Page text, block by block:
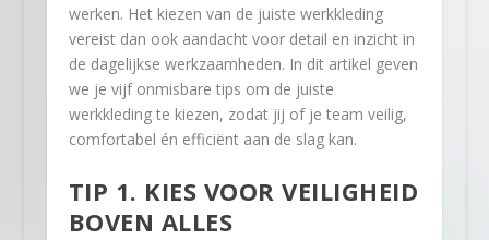
werken. Het kiezen van de juiste werkkleding
vereist dan ook aandacht voor detail en inzicht in
de dagelijkse werkzaamheden. In dit artikel geven
we je vijf onmisbare tips om de juiste
werkkleding te kiezen, zodat jij of je team veilig,
comfortabel én efficiënt aan de slag kan.
TIP 1. KIES VOOR VEILIGHEID
BOVEN ALLES